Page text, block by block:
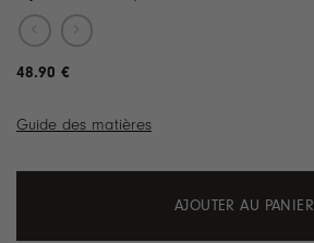
48.90 €
Guide des matières
AJOUTER AU PANIER